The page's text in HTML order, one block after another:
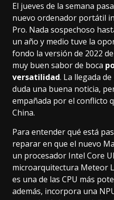
El jueves de la semana
nuevo ordenador portátil
Pro. Nada sospechoso
un año y medio tuve la
fondo la versión de 2022
muy buen sabor de boca
versatilidad. La llegada
duda una buena noticia,
empañada porel conflicto
China.
Para entender qué está
reparar en que el nuevo
un procesador Intel Core
microarquitectura Meteor
es una de las CPU más
además, incorpora una